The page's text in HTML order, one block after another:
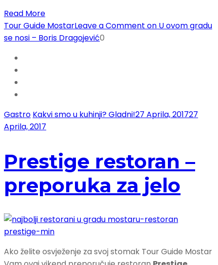
Read More
Tour Guide MostarLeave a Comment on U ovom gradu
se nosi – Boris Dragojević0
Gastro Kakvi smo u kuhinji? Gladni!27 Aprila, 201727
Aprila, 2017
Prestige restoran –
preporuka za jelo
Ako želite osvježenje za svoj stomak Tour Guide Mostar